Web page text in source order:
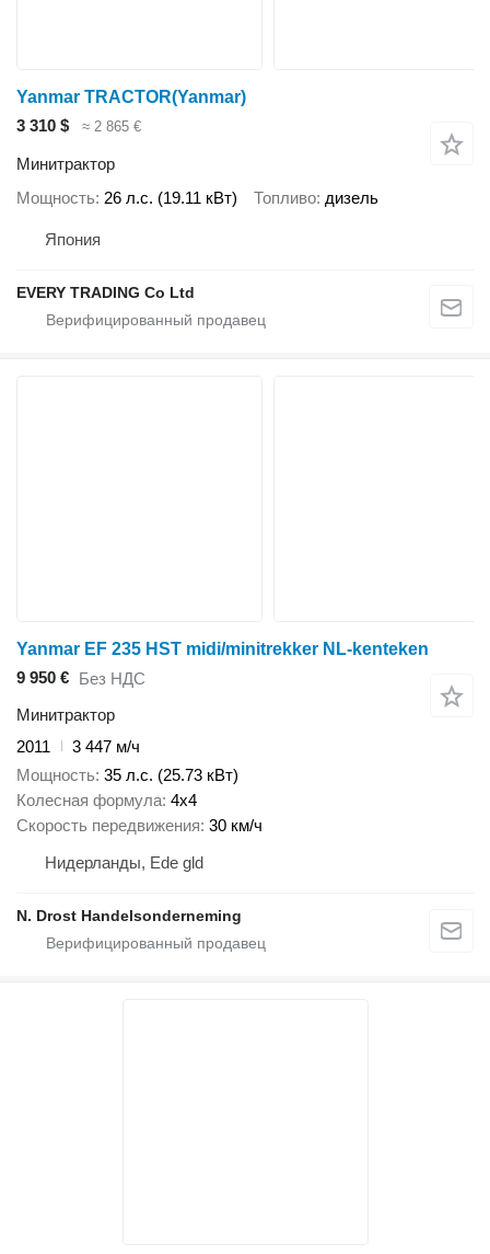
Yanmar TRACTOR(Yanmar)
3 310 $
≈ 2 865 €
Минитрактор
Мощность 26 л.с. (19.11 кВт) Топливо дизель
Япония
EVERY TRADING Co Ltd
Yanmar EF 235 HST midi/minitrekker NL-kenteken
9 950 € Без НДС
Минитрактор
2011
3 447 м/ч
Мощность 35 л.с. (25.73 кВт)
Колесная формула 4x4
Скорость передвижения 30 км/ч
Нидерланды, Ede gld
N. Drost Handelsonderneming